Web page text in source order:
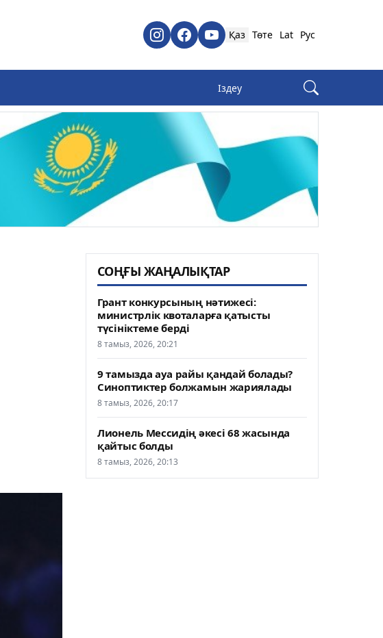
Қаз Төте Lat Рус
СОҢҒЫ ЖАҢАЛЫҚТАР
Грант конкурсының нәтижесі:
министрлік квоталарға қатысты
түсініктеме берді
8 тамыз, 2026, 20:21
9 тамызда ауа райы қандай болады?
Синоптиктер болжамын жариялады
8 тамыз, 2026, 20:17
Лионель Мессидің әкесі 68 жасында
қайтыс болды
8 тамыз, 2026, 20:13